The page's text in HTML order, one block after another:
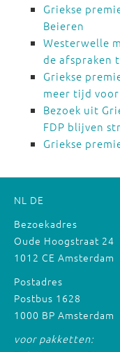
Griekse
Beieren
Westerwelle
de afspraken
Griekse
meer tijd
Bezoek uit
FDP blijven
Griekse
NL DE
Bezoekadres
Oude Hoogstraat 24
1012 CE Amsterdam
Postadres
Postbus 1628
1000 BP Amsterdam
voor pakketten: